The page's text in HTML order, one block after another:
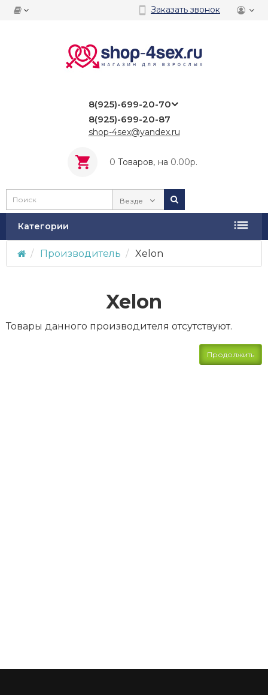
Заказать звонок
8(925)-699-20-70
8(925)-699-20-87
shop-4sex@yandex.ru
0 Tоваров, на 0.00р.
Везде
Категории
Производитель Xelon
Xelon
Товары данного производителя отсутствуют.
Продолжить